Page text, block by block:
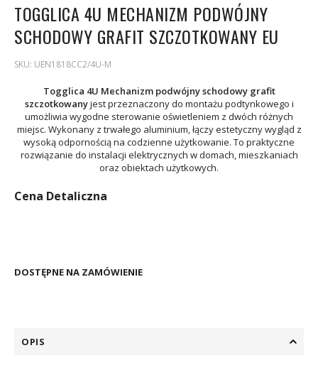
TOGGLICA 4U MECHANIZM PODWÓJNY
SCHODOWY GRAFIT SZCZOTKOWANY EU
SKU: UEN1818CC2/4U-M
Togglica 4U Mechanizm podwójny schodowy grafit
szczotkowanyjest przeznaczony do montażu podtynkowego i
umożliwia wygodne sterowanie oświetleniem z dwóch różnych
miejsc. Wykonany z trwałego aluminium, łączy estetyczny wygląd z
wysoką odpornością na codzienne użytkowanie. To praktyczne
rozwiązanie do instalacji elektrycznych w domach, mieszkaniach
oraz obiektach użytkowych.
Cena Detaliczna
DOSTĘPNE NA ZAMÓWIENIE
OPIS